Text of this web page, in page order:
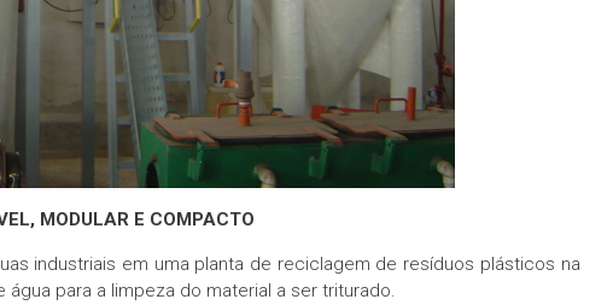
MODULAR E COMPACTO
industriais em uma planta de reciclagem de resíduos plásticos na
água para a limpeza do material a ser triturado.